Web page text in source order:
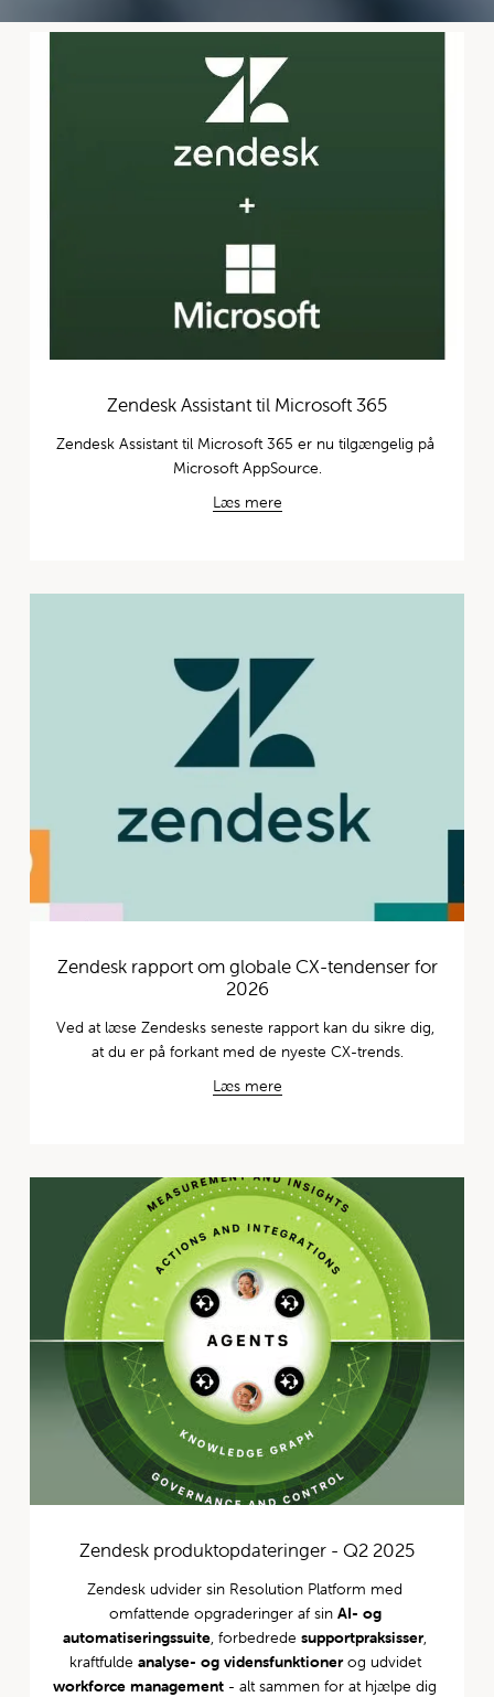
Zendesk Assistant til Microsoft 365
Zendesk Assistant til Microsoft 365 er nu tilgængelig på
Microsoft AppSource.
Læs mere
Zendesk rapport om globale CX-tendenser for
2026
Ved at læse Zendesks seneste rapport kan du sikre dig,
at du er på forkant med de nyeste CX-trends.
Læs mere
Zendesk produktopdateringer - Q2 2025
Zendesk udvider sin Resolution Platform med
omfattende opgraderinger af sin AI- og
automatiseringssuite, forbedrede supportpraksisser,
kraftfulde analyse- og vidensfunktioner
og udvidet
workforce management - alt sammen for at hjælpe dig